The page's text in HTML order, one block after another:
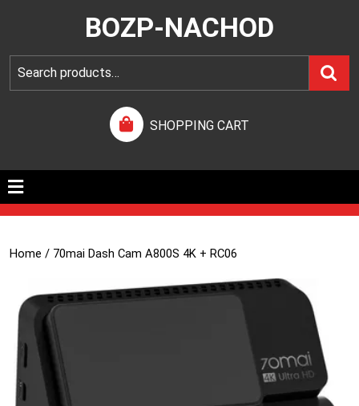
BOZP-NACHOD
SHOPPING CART
Home / 70mai Dash Cam A800S 4K + RC06